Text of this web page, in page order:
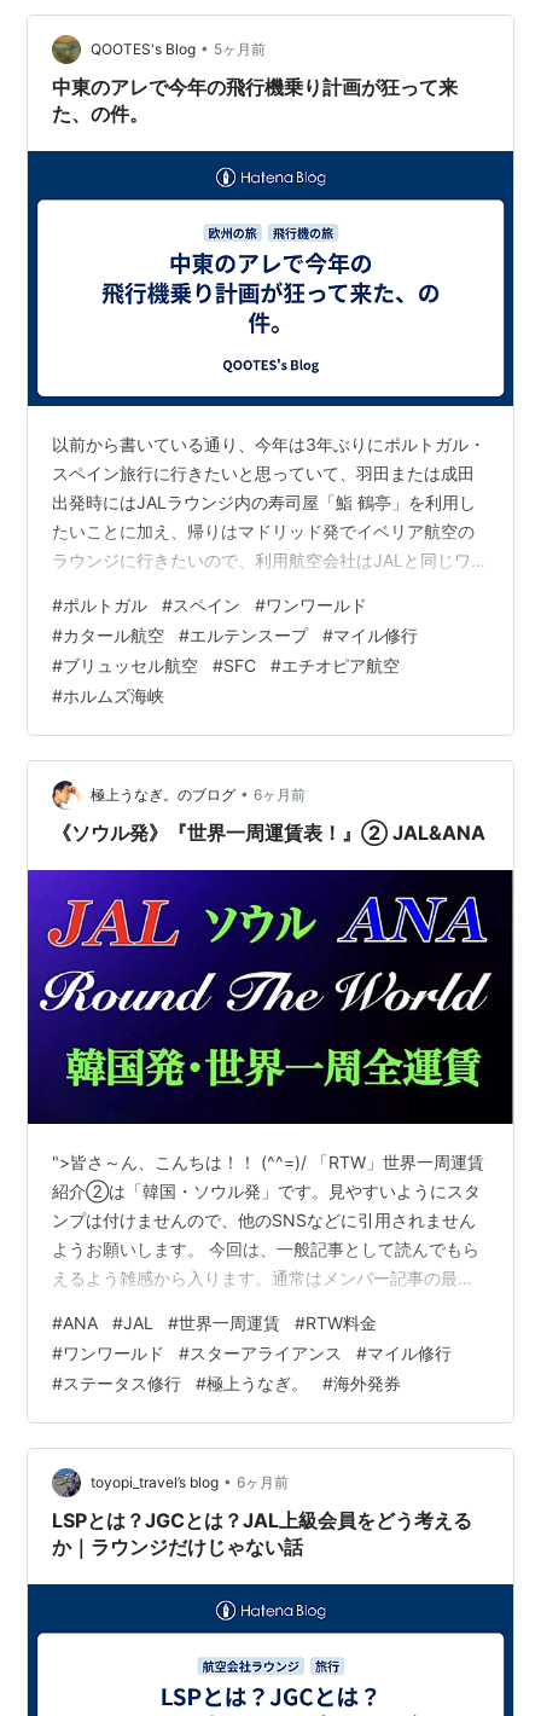
QOOTES's Blog • 5ヶ月前
中東のアレで今年の飛行機乗り計画が狂って来
た、の件。
以前から書いている通り、今年は3年ぶりにポルトガル・
スペイン旅行に行きたいと思っていて、羽田または成田
出発時にはJALラウンジ内の寿司屋「鮨 鶴亭」を利用し
たいことに加え、帰りはマドリッド発でイベリア航空の
ラウンジに行きたいので、利用航空会社はJALと同じワン
すが、誰もが知っている通りあの地域が大混乱。 プラン
が狂いまくりです。 困った困ったこまどり姉妹。 でも、
夏くらいまでに落ち着きそうな様子なら、逆にカタール
航空（だけでなく、エミレーツ航空もエティハド航空
も）は、情勢が落ち着いて皆さんが大丈夫そうだなと思
うまでのわずかな時間だけ安くなると思…
#ポルトガル #スペイン #ワンワールド
#カタール航空 #エルテンスープ #マイル修行
#ブリュッセル航空 #SFC #エチオピア航空
#ホルムズ海峡
極上うなぎ。のブログ • 6ヶ月前
《ソウル発》『世界一周運賃表！』② JAL&ANA
">皆さ～ん、こんちは！！ (^^=)/ 「RTW」世界一周運賃
紹介②は「韓国・ソウル発」です。見やすいようにスタ
ンプは付けませんので、他のSNSなどに引用されません
ようお願いします。 今回は、一般記事として読んでもら
えるよう雑感から入ります。通常はメンバー記事の最後
る」方すべてににお伝えしたいことでもあるのでこのよ
うなカタチになりました。これには「航空券価格の変
化」が大きく関係しています。 ＊ 雑感 ＊航空会社は世
界一周運賃まで隠していて心の底から驚いています。衝
撃的を受けたのは「RWTの情報・作成ページ」を見た時
でした。「基本料金が消えてい…
#ANA #JAL #世界一周運賃 #RTW料金
#ワンワールド #スターアライアンス #マイル修行
#ステータス修行 #極上うなぎ。 #海外発券
toyopi_travel’s blog • 6ヶ月前
LSPとは？JGCとは？JAL上級会員をどう考える
か｜ラウンジだけじゃない話